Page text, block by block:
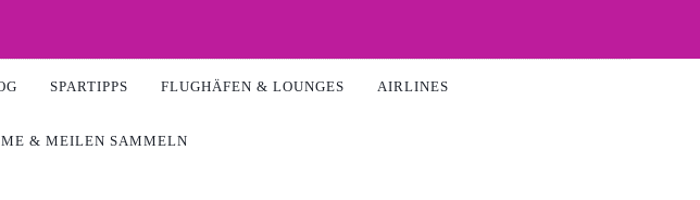
SPARTIPPS FLUGHÄFEN & LOUNGES AIRLINES
& MEILEN SAMMELN